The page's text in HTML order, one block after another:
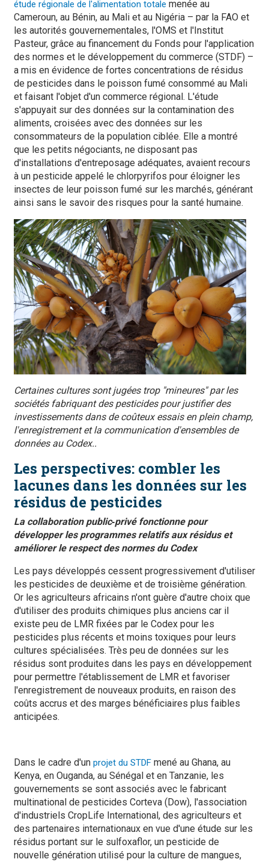
étude régionale de l'alimentation totale menée au
Cameroun, au Bénin, au Mali et au Nigéria – par la FAO et
les autorités gouvernementales, l'OMS et l'Institut
Pasteur, grâce au financement du Fonds pour l'application
des normes et le développement du commerce (STDF) –
a mis en évidence de fortes concentrations de résidus
de pesticides dans le poisson fumé consommé au Mali
et faisant l'objet d'un commerce régional. L'étude
s'appuyait sur des données sur la contamination des
aliments, croisées avec des données sur les
consommateurs de la population ciblée. Elle a montré
que les petits négociants, ne disposant pas
d'installations d'entreposage adéquates, avaient recours
à un pesticide appelé le chlorpyrifos pour éloigner les
insectes de leur poisson fumé sur les marchés, générant
ainsi sans le savoir des risques pour la santé humaine.
Certaines cultures sont jugées trop "mineures" par les
sociétés fabriquant des pesticides pour justifier des
investissements dans de coûteux essais en plein champ,
l'enregistrement et la communication d'ensembles de
données au Codex..
Les perspectives: combler les
lacunes dans les données sur les
résidus de pesticides
La collaboration public‑privé fonctionne pour
développer les programmes relatifs aux résidus et
améliorer le respect des normes du Codex
Les pays développés cessent progressivement d'utiliser
les pesticides de deuxième et de troisième génération.
Or les agriculteurs africains n'ont guère d'autre choix que
d'utiliser des produits chimiques plus anciens car il
existe peu de LMR fixées par le Codex pour les
pesticides plus récents et moins toxiques pour leurs
cultures spécialisées. Très peu de données sur les
résidus sont produites dans les pays en développement
pour permettre l'établissement de LMR et favoriser
l'enregistrement de nouveaux produits, en raison des
coûts accrus et des marges bénéficiaires plus faibles
anticipées.
Dans le cadre d'un projet du STDF mené au Ghana, au
Kenya, en Ouganda, au Sénégal et en Tanzanie, les
gouvernements se sont associés avec le fabricant
multinational de pesticides Corteva (Dow), l'association
d'industriels CropLife International, des agriculteurs et
des partenaires internationaux en vue d'une étude sur les
résidus portant sur le sulfoxaflor, un pesticide de
nouvelle génération utilisé pour la culture de mangues,